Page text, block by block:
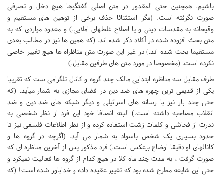
باشیم. همچنین حتی المقدور در متن اصلی گفتگوها هیچ دخل و تصرفی
صورت نگرفته است. (مگر استثنائا حذف برخی از توهین های مستقیم و
وقیحانه به مقدسات دینی و یا اصلاح غلطهای املایی.) و معدود مواردی که به
متن بحث افزوده شده در آکلاد ذکر شده اند. (که همین ها نیز در مطالب بعدی
مستقیما بحث شده اند.) در غیر این صورت متن مناظراه ها هیچ تغییر خاصی
نکرده است. (مخصوصا در مورد متن های طرفین مقابل.)
طرف مقابل سه مناظره ابتدایی مالک چند گروه و کانال تلگرامی ست که تقریبا
یکی از قدیمی ترین چهره های ضد دین در فضای مجازی به شمار میآید. (که
حتی چند بار نیز با رسانه های اسرائیلی و دیگر شبکه های ضد دین و ضد
انقلاب مصاحبه داشته است.) البته انصافا خود این فرد از نظر شخصی به
ندرت از فحاشی و کلمات زشت استفاده کرده و از نظر اطلاعات فلسفی نیز تا
حدود بسیاری یک شخص باسواد به شمار می آید. (اگرچه در گروه ها و
کانالهای او دقیقا اوضاع برعکس است.) فرد مذکور پس از آخرین مناظره ای که
صورت گرفت ، به مدت چند ماه کلا در هیچ کدام از گروه ها فعالیت نمیکرد و
حتی این شایعه مطرح شده بود که تغییر عقیده داده و خداباور شده است! (که